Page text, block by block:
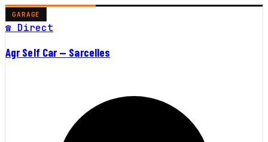
GARAGE
☎ Direct
Agr Self Car — Sarcelles